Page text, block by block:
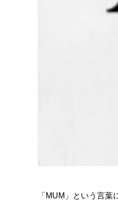
「MUM」という言葉